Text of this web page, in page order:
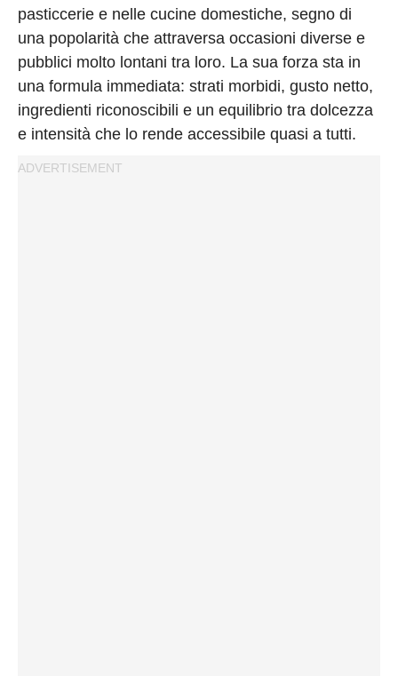
pasticcerie e nelle cucine domestiche, segno di
una popolarità che attraversa occasioni diverse e
pubblici molto lontani tra loro. La sua forza sta in
una formula immediata: strati morbidi, gusto netto,
ingredienti riconoscibili e un equilibrio tra dolcezza
e intensità che lo rende accessibile quasi a tutti.